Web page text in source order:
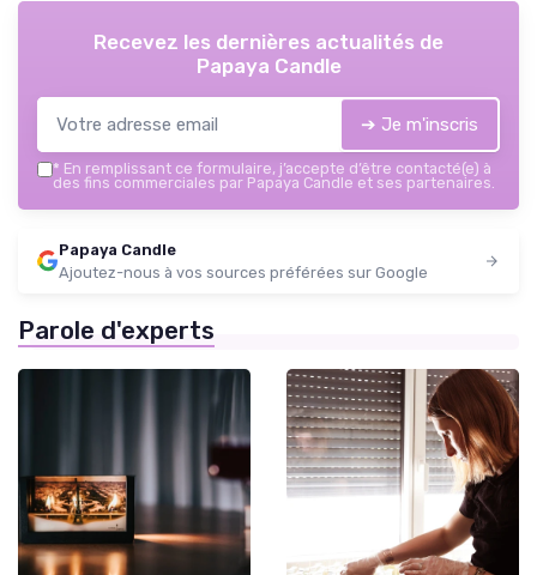
Recevez les dernières actualités de
Papaya Candle
➔ Je m'inscris
* En remplissant ce formulaire, j’accepte d’être contacté(e) à
des fins commerciales par Papaya Candle et ses partenaires.
Papaya Candle
Ajoutez-nous à vos sources préférées sur Google
Parole d'experts